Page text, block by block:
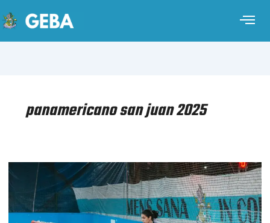
panamericano san juan 2025
HOCKEY
PATINES
FEMENINO